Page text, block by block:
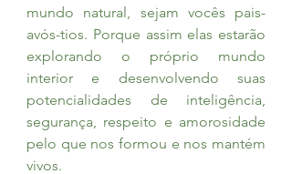
mundo natural, sejam vocês pais-
avós-tios. Porque assim elas estarão
explorando o próprio mundo
interior e desenvolvendo suas
potencialidades de inteligência,
segurança, respeito e amorosidade
pelo que nos formou e nos mantém
vivos.